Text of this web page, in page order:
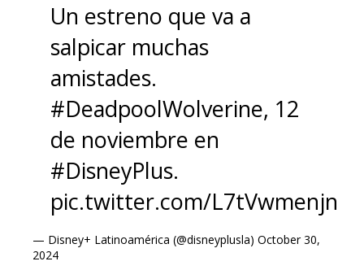
Habrá que ver cómo se traspasa
este aspecto de la historia de
"Jane Foster" a la película que
estrenará el 7 de julio en
Chile y Latinoamérica, un día
antes que en EE.UU.
Un estreno que va a
salpicar muchas
amistades.
#DeadpoolWolverine, 12
de noviembre en
#DisneyPlus.
pic.twitter.com/L7tVwmenjn
— Disney+ Latinoamérica (@disneyplusla) October 30,
2024